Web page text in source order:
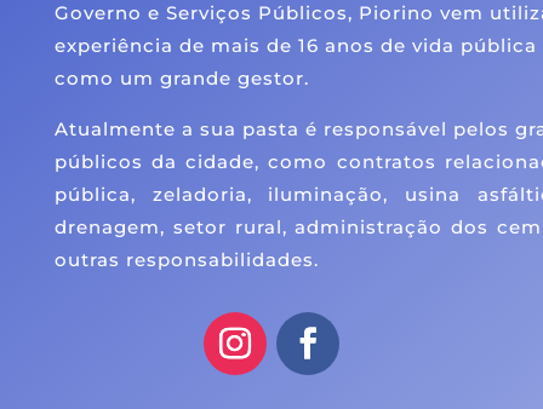
Governo e Serviços Públicos, Piorino vem
experiência de mais de 16 anos de vida
como um grande gestor.
Atualmente a sua pasta é responsável pelos
públicos da cidade, como contratos
pública, zeladoria, iluminação, usina
drenagem, setor rural, administração dos
outras responsabilidades.